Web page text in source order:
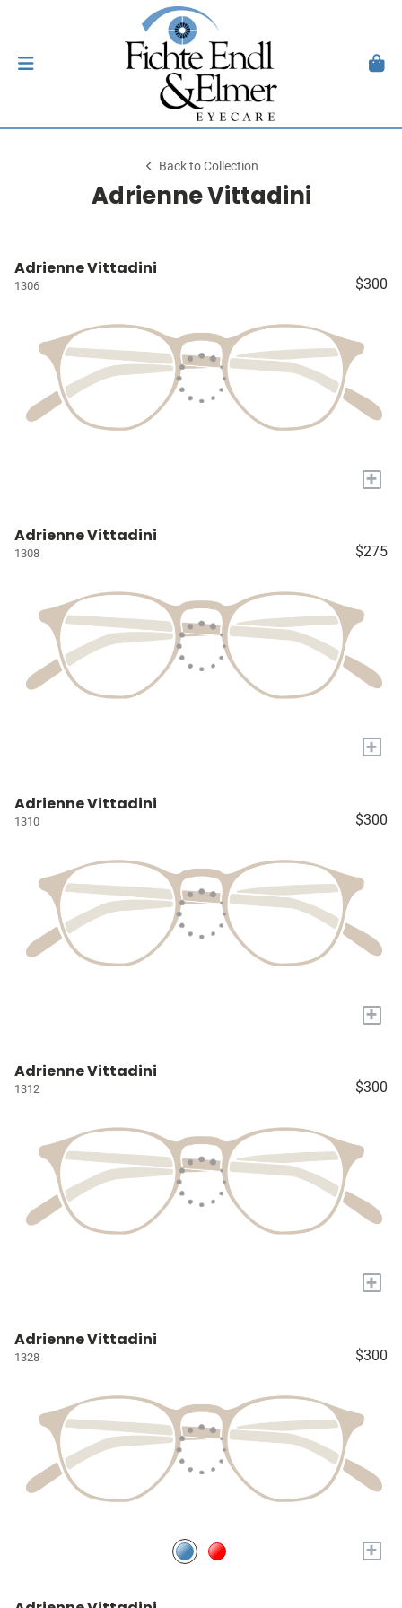
Back to Collection
Adrienne Vittadini
Adrienne Vittadini
1306 $300
+
Adrienne Vittadini
1308 $275
+
Adrienne Vittadini
1310 $300
+
Adrienne Vittadini
1312 $300
+
Adrienne Vittadini
1328 $300
+